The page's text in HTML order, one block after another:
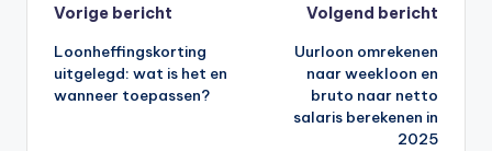
Bericht
navigatie
Vorige bericht
Loonheffingskorting
uitgelegd: wat is het en
wanneer toepassen?
Volgend bericht
Uurloon omrekenen
naar weekloon en
bruto naar netto
salaris berekenen in
2025